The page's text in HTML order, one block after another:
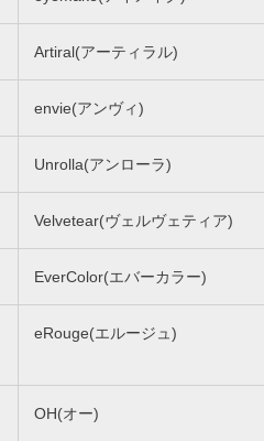
Artiral(アーティラル)
envie(アンヴィ)
Unrolla(アンローラ)
Velvetear(ヴェルヴェティア)
EverColor(エバーカラー)
eRouge(エルージュ)
OH(オー)